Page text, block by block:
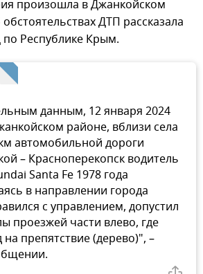
произошла в Джанкойском
ДТП рассказала
Республике Крым.
данным, 12 января 2024
районе, вблизи села
автомобильной дороги
– Красноперекопск водитель
Santa Fe 1978 года
в направлении города
с управлением, допустил
проезжей части влево, где
препятствие (дерево)", –